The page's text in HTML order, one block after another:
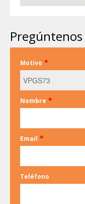
Pregúntenos
Motivo *
Nombre *
Email *
Teléfono